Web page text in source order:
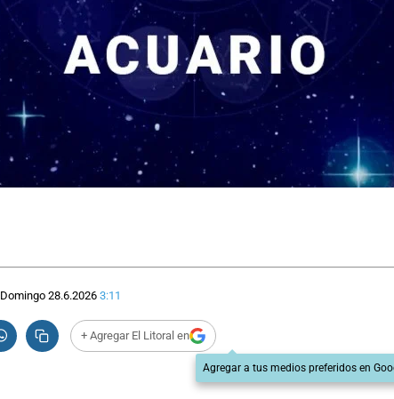
Domingo 28.6.2026 3:11
+ Agregar El Litoral en
Agregar a tus medios preferidos en